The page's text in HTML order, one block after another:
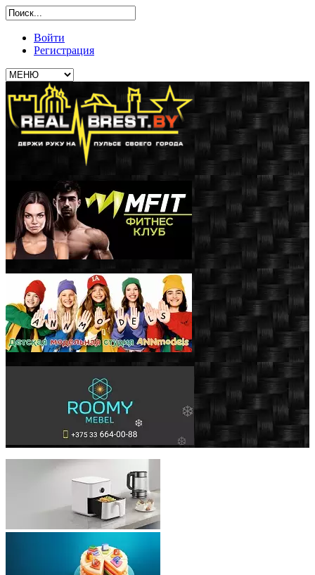
Войти
Регистрация